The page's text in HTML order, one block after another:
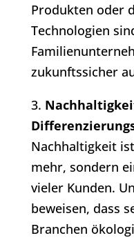
Produkten oder
Technologien
zukunftssicher
3.
Nachhaltigkeit
mehr, sondern
vieler Kunden.
beweisen, dass
Branchen